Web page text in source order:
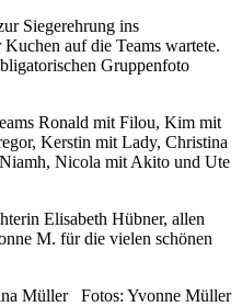
Siegerehrung ins
auf die Teams wartete.
Gruppenfoto
Ronald mit Filou, Kim mit
Kerstin mit Lady, Christina
Nicola mit Akito und Ute
Elisabeth Hübner, allen
M. für die vielen schönen
Müller Fotos: Yvonne Müller